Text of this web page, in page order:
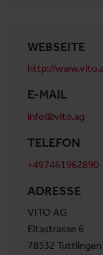
WEBSEITE
http://
E-MAIL
info@vito.ag
TELEFON
+497461962890
ADRESSE
VITO AG
Eltastrasse 6
78532 Tuttlingen